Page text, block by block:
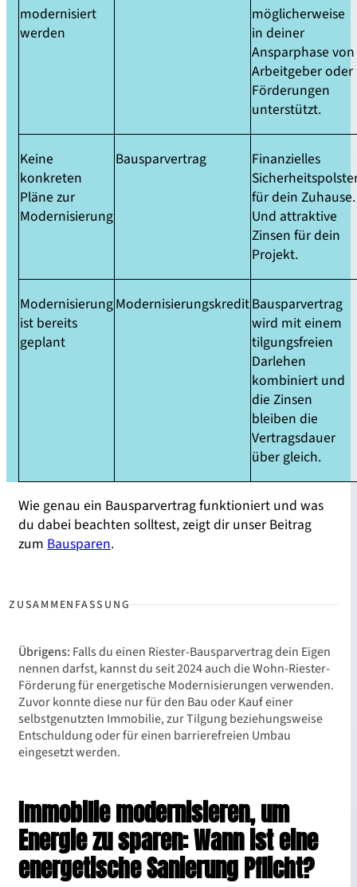
Wohntraum modernisieren
Immobilie modernisieren
und intelligent finanzieren
modernisiert
werden
möglicherweise
in deiner
Ansparphase von
Arbeitgeber oder
Förderungen
unterstützt.
Keine
konkreten
Pläne zur
Modernisierung
Bausparvertrag
Finanzielles
für dein Zuhause.
Und attraktive
Zinsen für dein
Projekt.
Modernisierung
ist bereits
geplant
ModernisierungskreditBausparvertrag
wird mit einem
tilgungsfreien
Darlehen
kombiniert und
die Zinsen
bleiben die
Vertragsdauer
über gleich.
Wie genau ein Bausparvertrag funktioniert und was
du dabei beachten solltest, zeigt dir unser Beitrag
zum Bausparen.
Übrigens: Falls du einen Riester-Bausparvertrag dein Eigen
nennen darfst, kannst du seit 2024 auch die Wohn-Riester-
Förderung für energetische Modernisierungen verwenden.
Zuvor konnte diese nur für den Bau oder Kauf einer
selbstgenutzten Immobilie, zur Tilgung beziehungsweise
Entschuldung oder für einen barrierefreien Umbau
eingesetzt werden.
Immobilie modernisieren, um
Energie zu sparen: Wann ist eine
energetische Sanierung Pflicht?